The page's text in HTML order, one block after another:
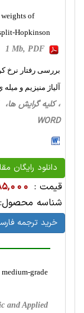
of
Hopkinson
1 Mb, PDF
بررسی رفتار نرخ
آلیاژ منیزیم و
WORD
دانلود رایگان
قیمت :
شناسه محصول:
خرید ترجمه
grade
and Applied